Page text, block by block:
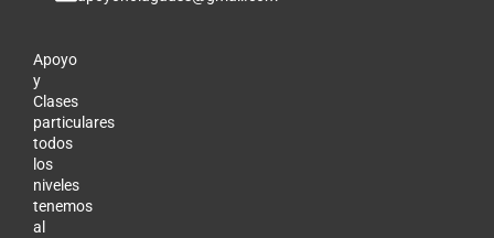
Apoyo
y
Clases
particulares
todos
los
niveles
tenemos
al